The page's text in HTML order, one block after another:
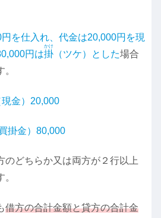
を仕入れ、代金は20,000円を現
円は掛
かけ
（ツケ）とした場合
金） 20,000
買掛金）80,000
のどちらか又は両方が２行以上
借方の合計金額と貸方の合計金